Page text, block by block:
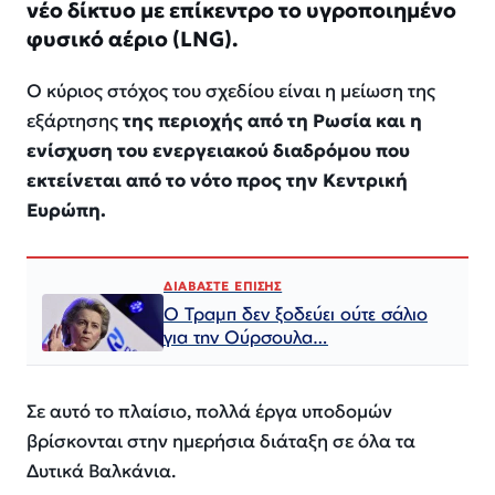
νέο δίκτυο με επίκεντρο το υγροποιημένο
φυσικό αέριο (LNG).
Ο κύριος στόχος του σχεδίου είναι η μείωση της
εξάρτησηςτης περιοχής από τη Ρωσία και η
ενίσχυση του ενεργειακού διαδρόμου που
εκτείνεται από το νότο προς την Κεντρική
Ευρώπη.
ΔΙΑΒΑΣΤΕ ΕΠΙΣΗΣ
Ο Τραμπ δεν ξοδεύει ούτε σάλιο
για την Ούρσουλα…
Σε αυτό το πλαίσιο, πολλά έργα υποδομών
βρίσκονται στην ημερήσια διάταξη σε όλα τα
Δυτικά Βαλκάνια.